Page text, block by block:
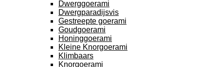
Dwerggoerami
Dwergparadijsvis
Gestreepte goerami
Goudgoerami
Honinggoerami
Kleine Knorgoerami
Klimbaars
Knorgoerami